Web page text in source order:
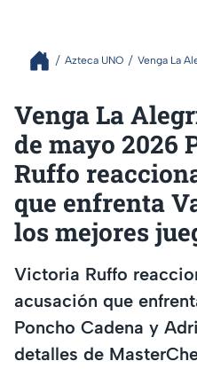
Azteca UNO Venga La
Venga La
de mayo 2026
Ruffo
que enfrenta
los mejores
Victoria Ruffo
acusación que
Poncho Cadena y
detalles de